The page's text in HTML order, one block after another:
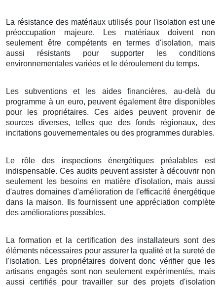
La résistance des matériaux utilisés pour l'isolation est une
préoccupation majeure. Les matériaux doivent non
seulement être compétents en termes d'isolation, mais
aussi résistants pour supporter les conditions
environnementales variées et le déroulement du temps.
Les subventions et les aides financières, au-delà du
programme à un euro, peuvent également être disponibles
pour les propriétaires. Ces aides peuvent provenir de
sources diverses, telles que des fonds régionaux, des
incitations gouvernementales ou des programmes durables.
Le rôle des inspections énergétiques préalables est
indispensable. Ces audits peuvent assister à découvrir non
seulement les besoins en matière d'isolation, mais aussi
d'autres domaines d'amélioration de l'efficacité énergétique
dans la maison. Ils fournissent une appréciation complète
des améliorations possibles.
La formation et la certification des installateurs sont des
éléments nécessaires pour assurer la qualité et la sureté de
l'isolation. Les propriétaires doivent donc vérifier que les
artisans engagés sont non seulement expérimentés, mais
aussi certifiés pour travailler sur des projets d'isolation